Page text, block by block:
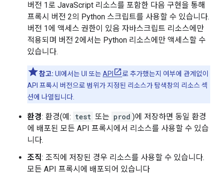
버전 1로 JavaScript 리소스를 포함한 다음 구현을 통해
프록시 버전 2의 Python 스크립트를 사용할 수 있습니다.
버전 1에 액세스 권한이 있음 자바스크립트 리소스에만
적용되며 버전 2에서는 Python 리소스에만 액세스할 수
있습니다.
참고: UI에서는 UI 또는API
로 추가했는지 여부에 관계없이
API 프록시 버전으로 범위가 지정된 리소스가 탐색창의 리소스 섹
션에 나열됩니다.
환경: 환경(예: test 또는 prod )에 저장하면 동일 환경
에 배포된 모든 API 프록시에서 리소스를 사용할 수 있습
니다.
조직: 조직에 저장된 경우 리소스를 사용할 수 있습니다.
모든 API 프록시에 배포되어 있습니다